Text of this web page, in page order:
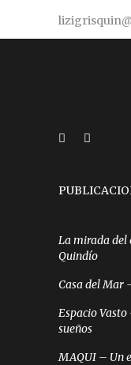
La mirada del
Quindío
Casa del Mar
Espacio
sueños
MAQUI – Un